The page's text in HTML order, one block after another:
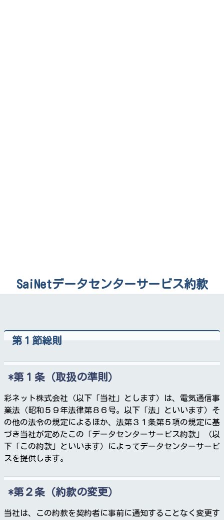
SaiNetデータセンターサービス約款
第１節総則
第１条（取扱の準則）
彩ネット株式会社（以下「当社」とします）は、電気通信事
業法（昭和５９年法律第８６号。以下「法」といいます）そ
の他の法令の規定によるほか、法第３１条第５項の規定に基
づき当社が定めたこの「データセンターサービス約款」（以
下「この約款」といいます）によってデータセンターサービ
スを提供します。
第２条（約款の変更）
当社は、この約款を契約者に事前に通知することなく変更す